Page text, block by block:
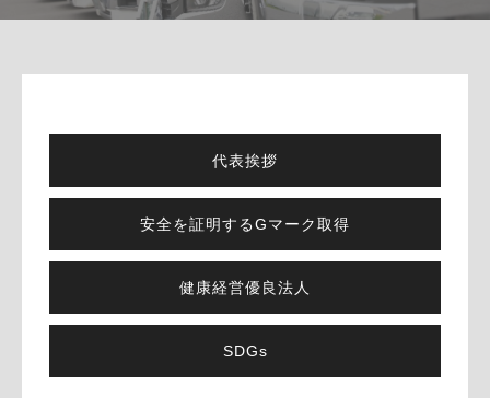
代表挨拶
安全を証明するGマーク取得
健康経営優良法人
SDGs